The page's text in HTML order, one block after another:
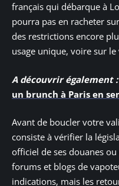
français qui débarque à
pourra pas en racheter
des restrictions encore
usage unique, voire sur
A découvrir également :
un brunch à Paris en
Avant de boucler votre
consiste à vérifier la
officiel de ses douanes
forums et blogs de
indications, mais les